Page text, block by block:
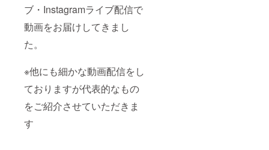
ブ・Instagramライブ配信で
動画をお届けしてきまし
た。
※他にも細かな動画配信をし
ておりますが代表的なもの
をご紹介させていただきま
す